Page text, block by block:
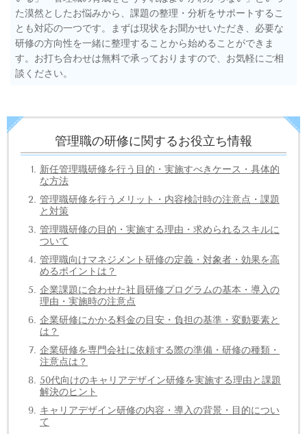
た漠然としたお悩みから、課題の整理・分析をサポートするこ
とも対応の一つです。まずは現状をお聞かせいただき、必要な
研修の方向性を一緒に整理することから始めることができま
す。お打ち合わせは無料で承っておりますので、お気軽にご相
談ください。
管理職の研修に関するお役立ち情報
新任管理職研修を行う目的・実施すべきケース・具体的
な方法
管理職研修を行うメリット・内容検討時の注意点・課題
と対策
管理職研修の目的・実施する理由・求められるスキルに
ついて
管理職向けマネジメント研修の定義・対象者・効果を高
めるポイントは？
企業課題に合わせた社員研修プログラムの基本・導入の
理由・実施時の注意点
企業研修にかかる料金の目安・負担の基準・変動要素と
は？
企業研修を専門会社に依頼する際の準備・研修の種類・
注意点は？
50代向けのキャリアデザイン研修を実施する理由と課題
解決のヒント
キャリアデザイン研修の内容・導入の背景・目的につい
て